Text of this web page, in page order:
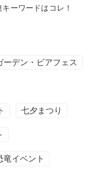
ーワードはコレ！
ーデン・ビアフェス
七夕まつり
竜イベント